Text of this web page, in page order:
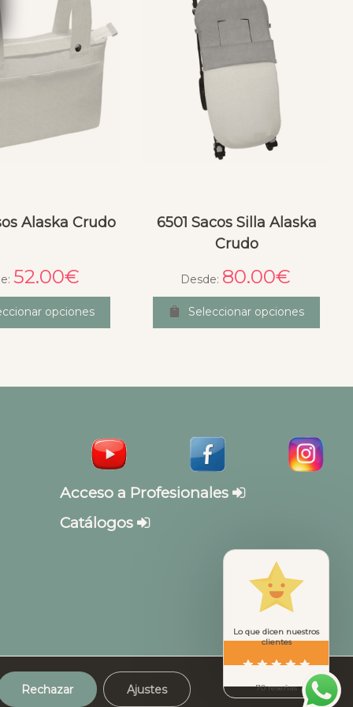
Alaska Crudo
52.00€
opciones
6501 Sacos Silla Alaska
Crudo
Desde: 80.00€
Seleccionar opciones
Acceso a Profesionales
Catálogos
Rechazar Ajustes
Lo que dicen nuestros
clientes
70 reseñas